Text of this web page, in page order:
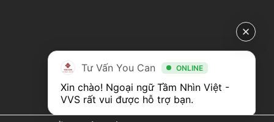
Tư Vấn You Can ONLINE
Xin chào! Ngoại ngữ Tầm Nhìn Việt -
VVS rất vui được hỗ trợ bạn.